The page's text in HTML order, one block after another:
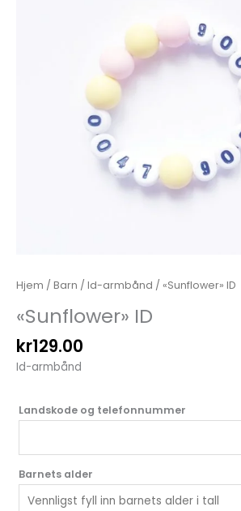
Hjem / Barn / Id-armbånd / «Sunflower» ID
«Sunflower» ID
kr129.00
Id-armbånd
Landskode og telefonnummer
Barnets alder